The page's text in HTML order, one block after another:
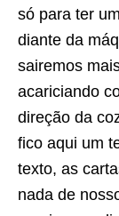
só para ter
diante da
sairemos
acariciando
direção da
fico aqui um
texto, as
nada de